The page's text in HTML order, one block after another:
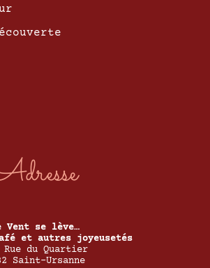
Vent se lève…
et autres joyeusetés
Rue du Quartier
Saint-Ursanne